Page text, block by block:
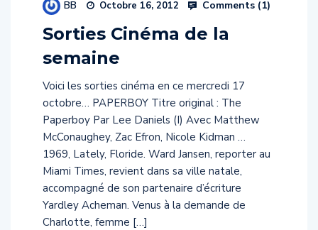
BB Octobre 16, 2012 Comments (1)
Sorties Cinéma de la
semaine
Voici les sorties cinéma en ce mercredi 17
octobre… PAPERBOY Titre original : The
Paperboy Par Lee Daniels (I) Avec Matthew
McConaughey, Zac Efron, Nicole Kidman …
1969, Lately, Floride. Ward Jansen, reporter au
Miami Times, revient dans sa ville natale,
accompagné de son partenaire d’écriture
Yardley Acheman. Venus à la demande de
Charlotte, femme […]